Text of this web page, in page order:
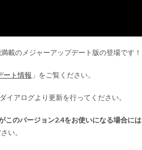
載のメジャーアップデート版の登場です！
ート情報 」をご覧ください。
アログより更新を行ってください。
のバージョン2.4をお使いになる場合には
い。